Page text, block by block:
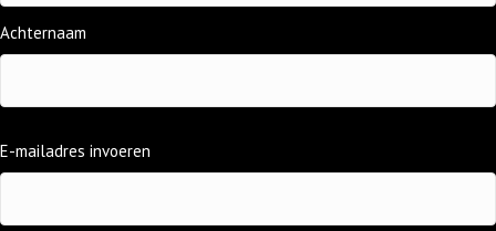
Achternaam
E-
mailadres
E-mailadres invoeren